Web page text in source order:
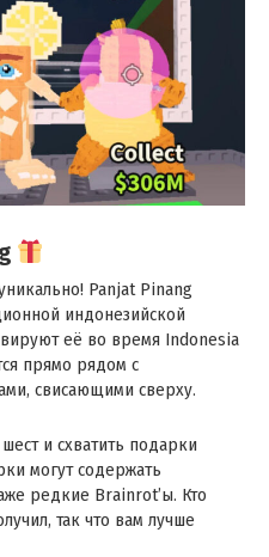
Panjat Pinang
индонезийской
её во время Indonesia
прямо рядом с
свисающими сверху .
и схватить подарки
могут содержать
редкие Brainrot’ы . Кто
так что вам лучше